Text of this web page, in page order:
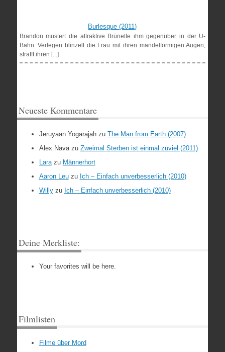
Burlesque (2011)
Brandon mustert die attraktive Brünette ihm gegenüber in der U-
Bahn. Verlegen blinzelt die Frau mit ihren mandelförmigen Augen,
strafft ihren [...]
Neueste Kommentare
Jeruyaan Yogarajahzu The Man from Earth (2007)
Alex Navazu Zweimal Sterben ist einmal zuviel (2011)
Larazu Männerhort
Aaron Leuzu Ich – Einfach unverbesserlich (2010)
Willyzu Ich – Einfach unverbesserlich (2010)
Deine Merkliste:
Your favorites will be here.
Filmlisten
Filme über Mord